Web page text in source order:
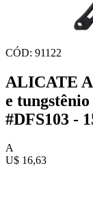
CÓD: 91122
ALICATE
e tungstênio
#DFS103 -
A
U$ 16,63